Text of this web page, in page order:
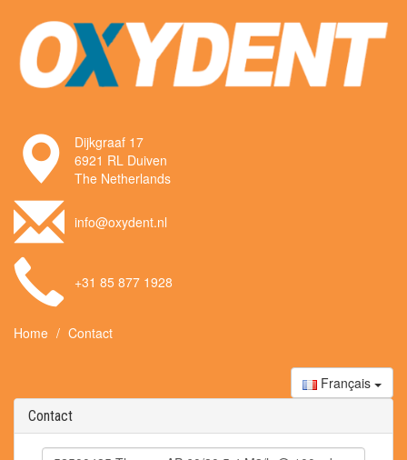
Dijkgraaf 17
6921 RL Duiven
The Netherlands
info@oxydent.nl
+31 85 877 1928
Home Contact
Français
Contact